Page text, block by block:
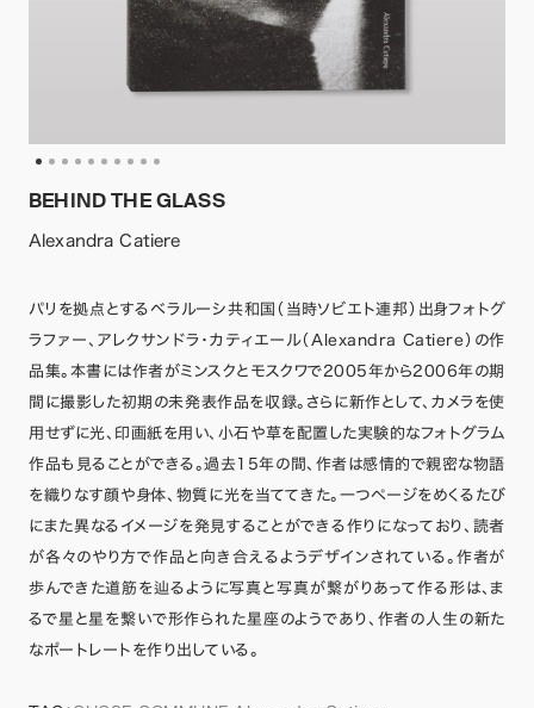
BEHIND THE GLASS
Alexandra Catiere
パリを拠点とするベラルーシ共和国（当時ソビエト連邦）出身フォトグ
ラファー、アレクサンドラ・カティエール（Alexandra Catiere）の作
品集。本書には作者がミンスクとモスクワで2005年から2006年の期
間に撮影した初期の未発表作品を収録。さらに新作として、カメラを使
用せずに光、印画紙を用い、小石や草を配置した実験的なフォトグラム
作品も見ることができる。過去15年の間、作者は感情的で親密な物語
を織りなす顔や身体、物質に光を当ててきた。一つページをめくるたび
にまた異なるイメージを発見することができる作りになっており、読者
が各々のやり方で作品と向き合えるようデザインされている。作者が
歩んできた道筋を辿るように写真と写真が繋がりあって作る形は、ま
るで星と星を繋いで形作られた星座のようであり、作者の人生の新た
なポートレートを作り出している。